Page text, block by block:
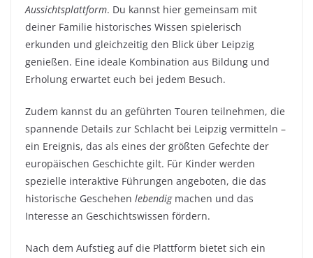
Aussichtsplattform. Du kannst hier gemeinsam mit
deiner Familie historisches Wissen spielerisch
erkunden und gleichzeitig den Blick über Leipzig
genießen. Eine ideale Kombination aus Bildung und
Erholung erwartet euch bei jedem Besuch.
Zudem kannst du an geführten Touren teilnehmen, die
spannende Details zur Schlacht bei Leipzig vermitteln –
ein Ereignis, das als eines der größten Gefechte der
europäischen Geschichte gilt. Für Kinder werden
spezielle interaktive Führungen angeboten, die das
historische Geschehen lebendigmachen und das
Interesse an Geschichtswissen fördern.
Nach dem Aufstieg auf die Plattform bietet sich ein